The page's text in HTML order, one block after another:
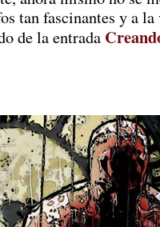
tan fascinantes y a
de la entrada